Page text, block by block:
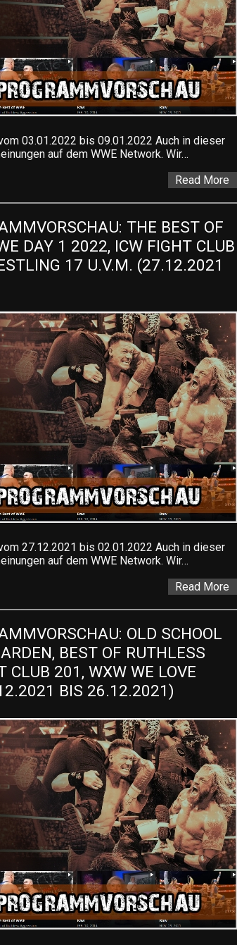
03.01.2022 bis 09.01.2022 Auch in dieser
auf dem WWE Network. Wir…
Read More
THE BEST OF
DAY 1 2022, ICW FIGHT CLUB
17 U.V.M. (27.12.2021
27.12.2021 bis 02.01.2022 Auch in dieser
auf dem WWE Network. Wir…
Read More
OLD SCHOOL
BEST OF RUTHLESS
CLUB 201, WXW WE LOVE
BIS 26.12.2021)